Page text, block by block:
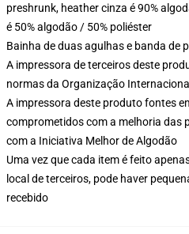
preshrunk, heather cinza é 90%
é 50% algodão / 50% poliéster
Bainha de duas agulhas e banda de
A impressora de terceiros deste
normas da Organização
A impressora deste produto fontes
comprometidos com a melhoria das
com a Iniciativa Melhor de Algodão
Uma vez que cada item é feito
local de terceiros, pode haver
recebido